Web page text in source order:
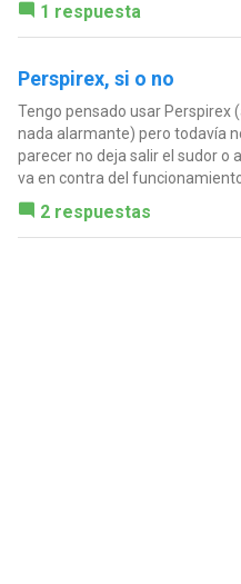
1 respuesta
Perspirex, si o no
Tengo pensado usar Perspirex
nada alarmante) pero todavía
parecer no deja salir el sudor o
va en contra del funcionamiento
2 respuestas